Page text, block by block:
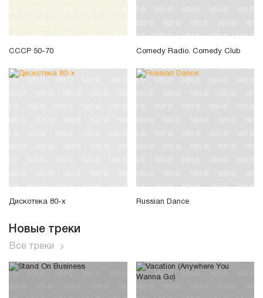
СССР 50-70 Comedy Radio. Comedy Club
Дискотека 80-х Russian Dance
Новые треки
Все треки